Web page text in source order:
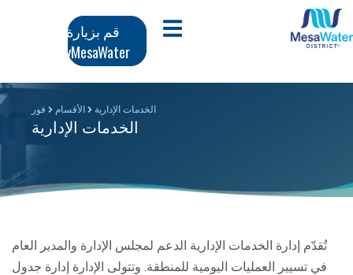
افتح قائمة الجوالقم بزيارة
MyMesaWater
فور الأقسام الخدمات الإدارية
الخدمات الإدارية
تُقدّم إدارة الخدمات الإدارية الدعم لمجلس الإدارة والمدير العام
في تسيير العمليات اليومية للمنطقة. وتتولى الإدارة إدارة جدول